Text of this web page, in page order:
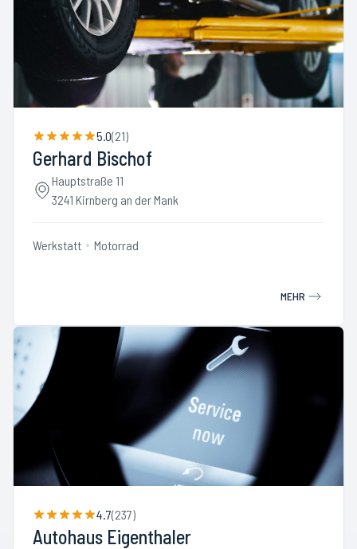
5.0(21)
Gerhard Bischof
Hauptstraße 11
3241 Kirnberg an der Mank
Werkstatt Motorrad
MEHR
4.7(237)
Autohaus Eigenthaler